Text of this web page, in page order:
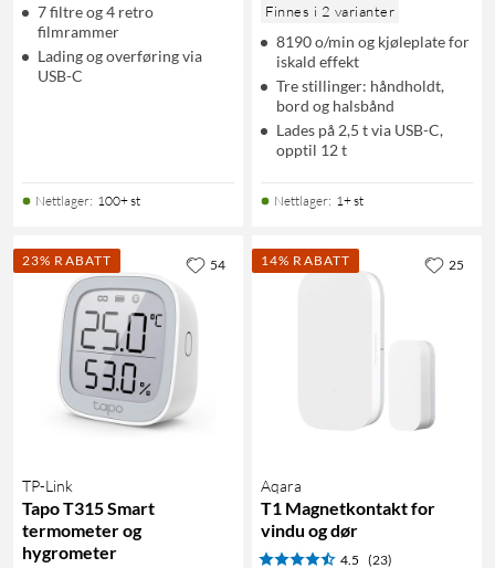
7 filtre og 4 retro
filmrammer
Lading og overføring via
USB-C
Nettlager: 100+ st
Finnes i 2 varianter
8190 o/min og kjøleplate for
iskald effekt
Tre stillinger: håndholdt,
bord og halsbånd
Lades på 2,5 t via USB-C,
opptil 12 t
Nettlager: 1+ st
23% RABATT
TP-Link
Tapo T315 Smart
termometer og
hygrometer
54 14% RABATT
Aqara
T1 Magnetkontakt for
vindu og dør
4.5 (23)
25